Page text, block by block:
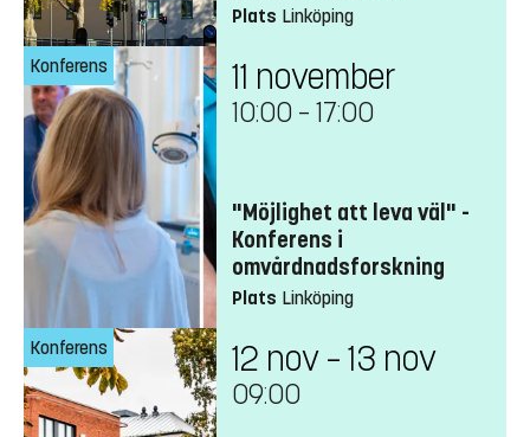
Plats Linköping
Konferens 11 november
10:00 – 17:00
"Möjlighet att leva väl" -
Konferens i
omvårdnadsforskning
Plats Linköping
Konferens 12 nov – 13 nov
09:00